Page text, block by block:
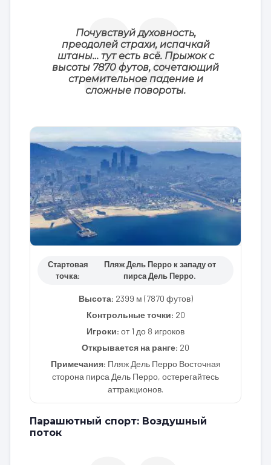
Почувствуй духовность,
преодолей страхи, испачкай
штаны… тут есть всё. Прыжок с
высоты 7870 футов, сочетающий
стремительное падение и
сложные повороты.
Стартовая
точка:
Пляж Дель Перро к западу от
пирса Дель Перро.
Высота: 2399 м (7870 футов)
Контрольные точки: 20
Игроки: от 1 до 8 игроков
Открывается на ранге: 20
Примечания: Пляж Дель Перро Восточная
сторона пирса Дель Перро, остерегайтесь
аттракционов.
Парашютный спорт: Воздушный
поток